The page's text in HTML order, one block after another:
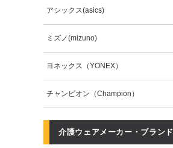
アシックス(asics)
ミズノ(mizuno)
ヨネックス（YONEX）
チャンピオン（Champion）
介護ウェアメーカー・ブランド